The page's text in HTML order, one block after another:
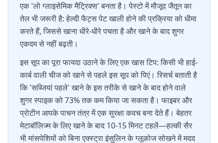
एक 'लो ग्लाइसेमिक मैट्रिक्स' बनता है। पेस्टो में मौजूद जैतून का
तेल भी जरूरी है: हेल्दी फैट्स पेट खाली होने की प्रक्रिया को धीमा
करते हैं, जिससे खाना धीरे-धीरे पचता है और खाने के बाद शुगर
एकदम से नहीं बढ़ती।
इस सूप का पूरा फायदा उठाने के लिए एक खास टिप: किसी भी हाई-
कार्ब वाली चीज को खाने से पहले इस सूप को पिएं। रिसर्च बताती है
कि 'सब्जियां पहले' खाने के इस तरीके से खाने के बाद होने वाले
शुगर स्पाइक को 73% तक कम किया जा सकता है। फाइबर और
प्रोटीन आपके पाचन तंत्र में एक सुरक्षा कवच बना देते हैं। बेहतर
मेटाबॉलिज्म के लिए खाने के बाद 10-15 मिनट टहलें—हल्की सैर
भी मांसपेशियों को बिना एक्स्ट्रा इंसुलिन के ग्लूकोज सोखने में मदद